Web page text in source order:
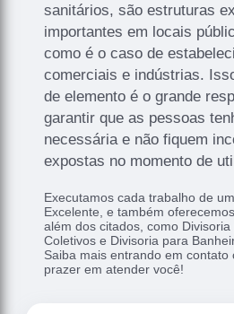
sanitários, são estruturas
importantes em locais
como é o caso de
comerciais e indústrias.
de elemento é o grande
garantir que as pessoas
necessária e não fiquem
expostas no momento de
Executamos cada trabalho de
Excelente, e também
além dos citados, como
Coletivos e Divisoria para
Saiba mais entrando em contato
prazer em atender você!